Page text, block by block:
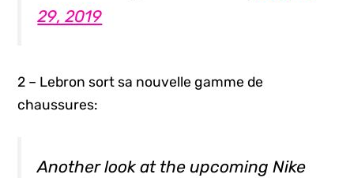
29, 2019
2 – Lebron sort sa nouvelle gamme de
chaussures:
Another look at the upcoming Nike